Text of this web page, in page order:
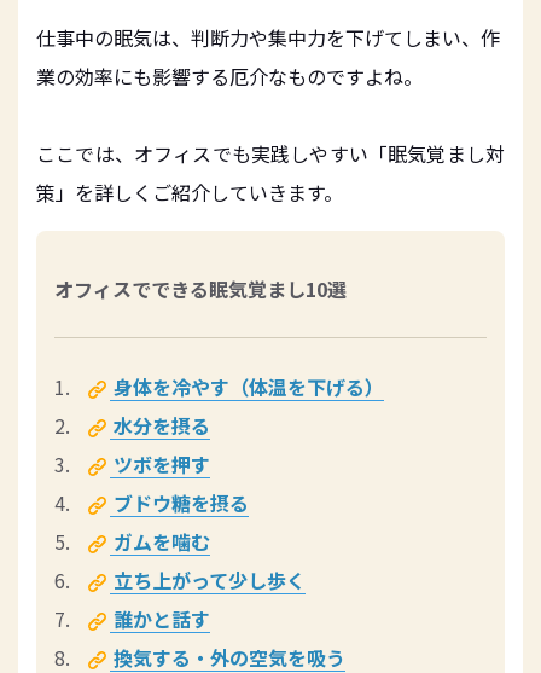
仕事中の眠気は、判断力や集中力を下げてしまい、作
業の効率にも影響する厄介なものですよね。
ここでは、オフィスでも実践しやすい「眠気覚まし対
策」を詳しくご紹介していきます。
オフィスでできる眠気覚まし10選
身体を冷やす（体温を下げる）
水分を摂る
ツボを押す
ブドウ糖を摂る
ガムを噛む
立ち上がって少し歩く
誰かと話す
換気する・外の空気を吸う